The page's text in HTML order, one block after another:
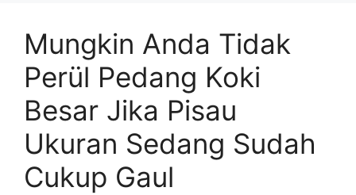
Mungkin Anda Tidak
Perül Pedang Koki
Besar Jika Pisau
Ukuran Sedang Sudah
Cukup Gaul